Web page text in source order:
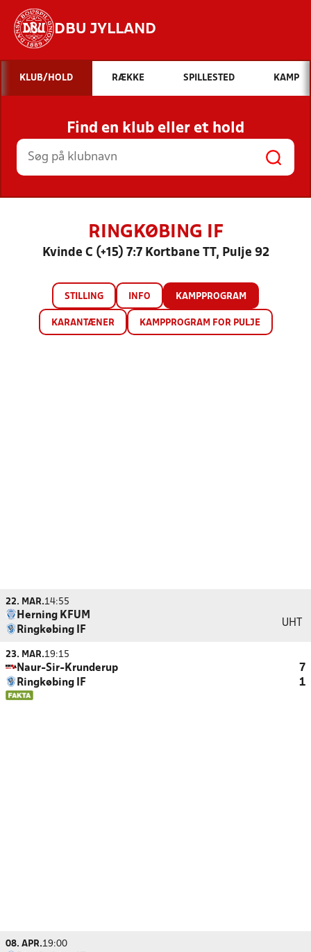
DBU JYLLAND
Hvad vil du søge efter?
INDHOLD OG NYHEDER
STILLINGER, RESULTATER, KLUBBER OG
HOLD
KLUB/HOLD RÆKKE SPILLESTED KAMP
Find en klub eller et hold
RINGKØBING IF
Kvinde C (+15) 7:7 Kortbane TT, Pulje 92
STILLING INFO KAMPPROGRAM
KARANTÆNER KAMPPROGRAM FOR PULJE
22. MAR.14:55
Herning KFUM
Ringkøbing IF
UHT
23. MAR.19:15
Naur-Sir-Krunderup
7
Ringkøbing IF
1
08. APR.19:00